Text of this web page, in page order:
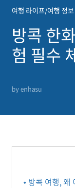
여행 라이프/여행 정보
방콕 한
험 필수
by enhasu
• 방콕 여행, 왜